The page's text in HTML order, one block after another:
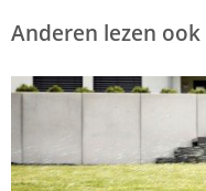
Anderen lezen ook